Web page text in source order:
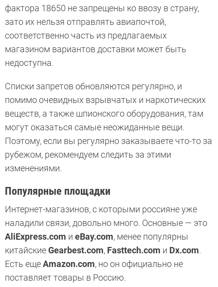
фактора 18650 не запрещены ко ввозу в страну,
зато их нельзя отправлять авиапочтой,
соответственно часть из предлагаемых
магазином вариантов доставки может быть
недоступна.
Списки запретов обновляются регулярно, и
помимо очевидных взрывчатых и наркотических
веществ, а также шпионского оборудования, там
могут оказаться самые неожиданные вещи.
Поэтому, если вы регулярно заказываете что-то за
рубежом, рекомендуем следить за этими
изменениями.
Популярные площадки
Интернет-магазинов, с которыми россияне уже
наладили связи, довольно много. Основные — это
AliExpress.com и eBay.com, менее популярны
китайскиеGearbest.com, Fasttech.com и Dx.com.
Есть ещеAmazon.com, но он официально не
поставляет товары в Россию.